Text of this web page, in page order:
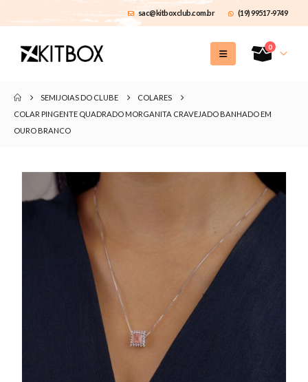
sac@kitboxclub.com.br (19) 99517-9749
0
SEMIJOIAS DO CLUBE
COLARES
COLAR PINGENTE QUADRADO MORGANITA CRAVEJADO BANHADO EM
OURO BRANCO